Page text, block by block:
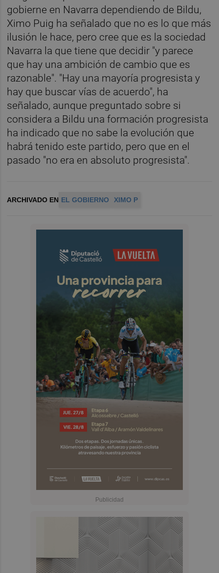
gobierne en Navarra dependiendo de Bildu,
Ximo Puig ha señalado que no es lo que más
ilusión le hace, pero cree que es la sociedad
Navarra la que tiene que decidir "y parece
que hay una ambición de cambio que es
razonable". "Hay una mayoría progresista y
hay que buscar vías de acuerdo", ha
señalado, aunque preguntado sobre si
considera a Bildu una formación progresista
ha indicado que no sabe la evolución que
habrá tenido este partido, pero que en el
pasado "no era en absoluto progresista".
ARCHIVADO EN EL GOBIERNO XIMO P